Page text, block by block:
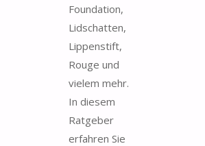
Foundation,
Lidschatten,
Lippenstift,
Rouge und
vielem mehr.
In diesem
Ratgeber
erfahren Sie